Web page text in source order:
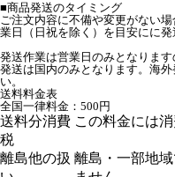
■商品発送のタイミング
ご注文内容に不備や変更がない
業日（日祝を除く）を目安にに発
発送作業は営業日のみとなりま
発送は国内のみとなります。海
い。
送料料金表
全国一律料金：500円
送料分消費
税
この料金には
離島他の扱 離島・一部地